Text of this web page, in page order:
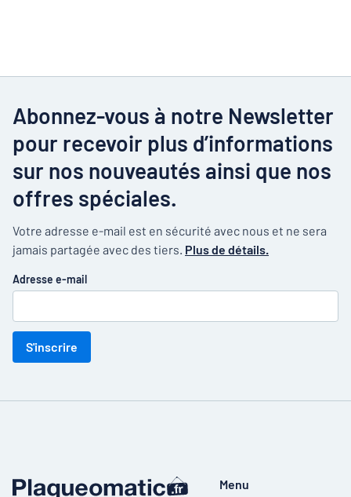
Abonnez-vous à notre Newsletter
pour recevoir plus d’informations
sur nos nouveautés ainsi que nos
offres spéciales.
Votre adresse e-mail est en sécurité avec nous et ne sera
jamais partagée avec des tiers. Plus de détails.
Adresse e-mail
S'inscrire
Menu